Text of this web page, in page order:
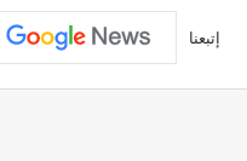
إتبعنا